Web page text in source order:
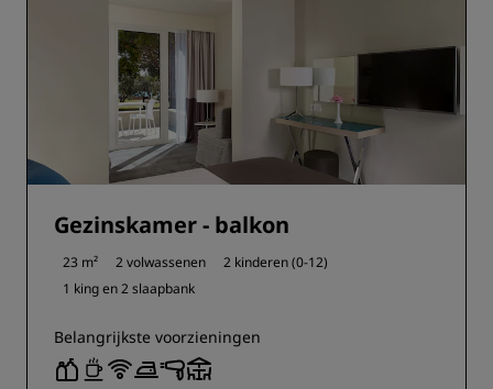
Gezinskamer - balkon
23 m² 2 volwassenen
2 kinderen (0-12)
1 king en2 slaapbank
Belangrijkste voorzieningen